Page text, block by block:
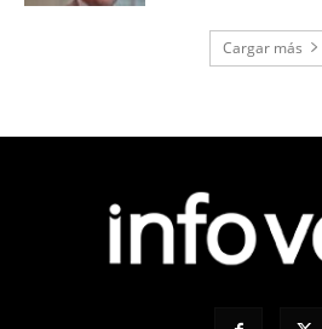
Cargar más